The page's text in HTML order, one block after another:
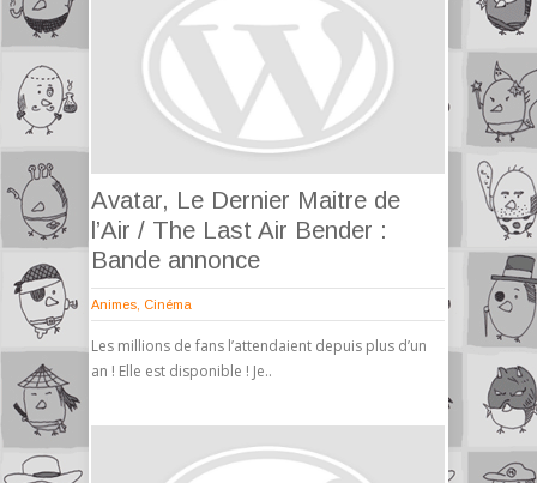
Avatar, Le Dernier Maitre de
l’Air / The Last Air Bender :
Bande annonce
Animes Cinéma
Les millions de fans l’attendaient depuis plus d’un
an ! Elle est disponible ! Je..